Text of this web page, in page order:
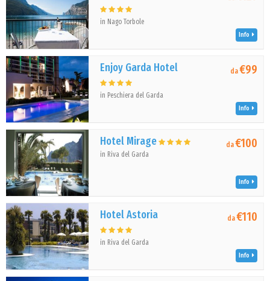
in Nago Torbole
Info
Enjoy Garda Hotel
in Peschiera del Garda
da€99
Info
Hotel Mirage
in Riva del Garda
da€100
Info
Hotel Astoria
in Riva del Garda
da€110
Info